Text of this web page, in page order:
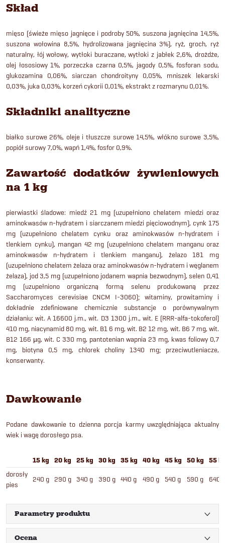
Skład
mięso (świeże mięso jagnięce i podroby 50%, suszona jagnięcina 14,5%,
suszona wołowina 8,5%, hydrolizowana jagnięcina 3%), ryż, groch, ryż
naturalny, łój wołowy, wytłoki buraczane, wytłoki z jabłek 2,6%, drożdże,
olej łososiowy 1%, porzeczka czarna 0,5%, jagody 0,5%, fosforan sodu,
glukozamina 0,06%, siarczan chondroityny 0,05%, mniszek lekarski
0,03%, juka 0,03%, korzeń cykorii 0,01%, ekstrakt z rozmarynu 0,01%.
Składniki analityczne
białko surowe 26%, oleje i tłuszcze surowe 14,5%, włókno surowe 3,5%,
popiół surowy 7,0%, wapń 1,4%, fosfor 0,9%.
Zawartość dodatków żywieniowych
na 1 kg
pierwiastki śladowe: miedź 21 mg (uzupełniono chelatem miedzi oraz
aminokwasów n-hydratem i siarczanem miedzi pięciowodnym), cynk 175
mg (uzupełniono chelatem cynku oraz aminokwasów n-hydratem i
tlenkiem cynku), mangan 42 mg (uzupełniono chelatem manganu oraz
aminokwasów n-hydratem i tlenkiem manganu), żelazo 181 mg
(uzupełniono chelatem żelaza oraz aminokwasów n-hydratem i węglanem
żelaza), jod 3,5 mg (uzupełniono jodanem wapnia bezwodnym), selen 0,41
mg (uzupełniono organiczną formą selenu produkowaną przez
Saccharomyces cerevisiae CNCM I-3060); witaminy, prowitaminy i
dokładnie zdefiniowane chemicznie substancje o porównywalnym
działaniu: wit. A 16600 j.m., wit. D3 1300 j.m., wit. E (RRR-alfa-tokoferol)
410 mg, niacynamid 80 mg, wit. B1 6 mg, wit. B2 12 mg, wit. B6 7 mg, wit.
B12 166 µg, wit. C 330 mg, pantotenian wapnia 23 mg, kwas foliowy 0,7
mg, biotyna 0,5 mg, chlorek choliny 1340 mg; przeciwutleniacze,
konserwanty.
Dawkowanie
Podane dawkowanie to dzienna porcja karmy uwzględniająca aktualny
wiek i wagę dorosłego psa.
15 kg 20 kg 25 kg 30 kg 35 kg 40 kg 45 kg 50 kg 55
dorosły
pies
240 g 290 g 340 g 390 g 440 g 490 g 540 g 590 g 640 g
Parametry produktu
Ocena